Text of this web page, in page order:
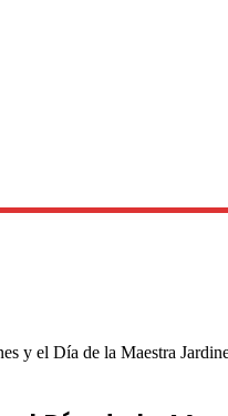
y el Día de la Maestra